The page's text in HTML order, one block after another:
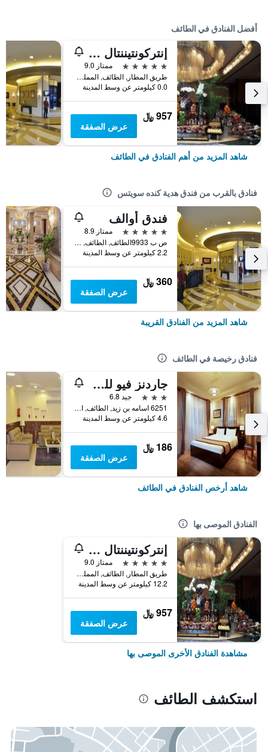
أفضل الفنادق في الطائف
إنتركونتيننتال الطائف، أحد الفنادق من مجموعة فنادق إنتركونتيننتال
5 نجوم
ممتاز 9.0
طريق المطار, الطائف, المملكة العربية السعودية
0.0 كيلومتر عن وسط المدينة
957 ﷼
عرض الصفقة
شاهد المزيد من أهم الفنادق في الطائف
فنادق بالقرب من فندق هدية كنده سويتس
فندق أوالف
5 نجوم
ممتاز 8.9
ص ب 9933الطائف, الطائف, المملكة العربية السعودية
2.2 كيلومتر عن وسط المدينة
360 ﷼
عرض الصفقة
شاهد المزيد من الفنادق القريبة
فنادق رخيصة في الطائف
جاردنز فيو للشقق الفندقية
3 نجوم
جيد 6.8
6251 اسامه بن زيد, الطائف, المملكة العربية السعودية
4.6 كيلومتر عن وسط المدينة
186 ﷼
عرض الصفقة
شاهد أرخص الفنادق في الطائف
الفنادق الموصى بها
إنتركونتيننتال الطائف، أحد الفنادق من مجموعة فنادق إنتركونتيننتال
5 نجوم
ممتاز 9.0
طريق المطار, الطائف, المملكة العربية السعودية
12.2 كيلومتر عن وسط المدينة
957 ﷼
عرض الصفقة
مشاهدة الفنادق الأخرى الموصى بها
استكشف الطائف